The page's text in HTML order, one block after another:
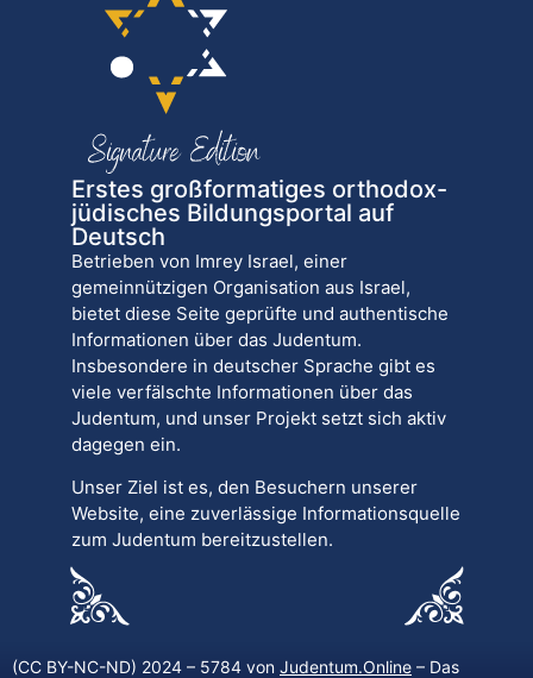
Erstes großformatiges orthodox-
jüdisches Bildungsportal auf
Deutsch
Betrieben von Imrey Israel, einer
gemeinnützigen Organisation aus Israel,
bietet diese Seite geprüfte und authentische
Informationen über das Judentum.
Insbesondere in deutscher Sprache gibt es
viele verfälschte Informationen über das
Judentum, und unser Projekt setzt sich aktiv
dagegen ein.
Unser Ziel ist es, den Besuchern unserer
Website, eine zuverlässige Informationsquelle
zum Judentum bereitzustellen.
(CC BY-NC-ND) 2024 – 5784 von Judentum.Online – Das